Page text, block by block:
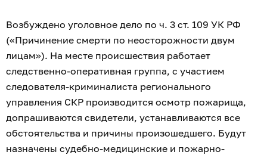
Возбуждено уголовное дело по ч. 3 ст. 109 УК РФ
(«Причинение смерти по неосторожности двум
лицам»). На месте происшествия работает
следственно-оперативная группа, с участием
следователя-криминалиста регионального
управления СКР производится осмотр пожарища,
допрашиваются свидетели, устанавливаются все
обстоятельства и причины произошедшего. Будут
назначены судебно-медицинские и пожарно-